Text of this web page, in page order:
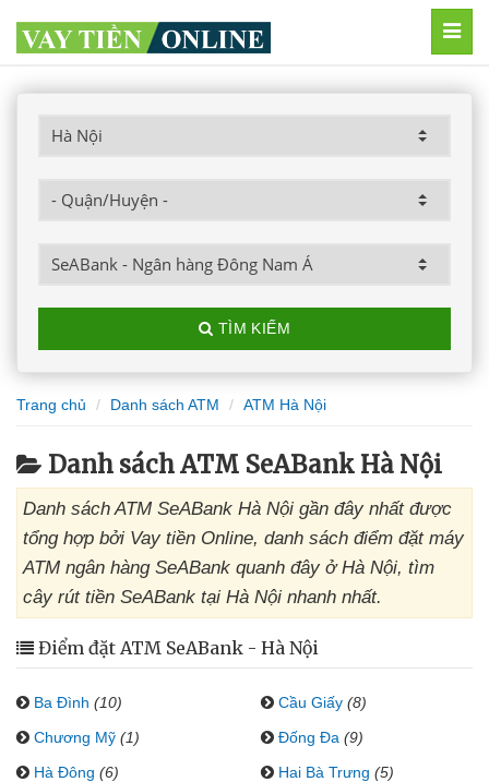
TÌM KIẾM
Trang chủ Danh sách ATM ATM Hà Nội
Danh sách ATM SeABank Hà Nội
Danh sách ATM SeABank Hà Nội gần đây nhất được
tổng hợp bởi Vay tiền Online, danh sách điểm đặt máy
ATM ngân hàng SeABank quanh đây ở Hà Nội, tìm
cây rút tiền SeABank tại Hà Nội nhanh nhất.
Điểm đặt ATM SeABank - Hà Nội
Ba Đình (10) Cầu Giấy (8)
Chương Mỹ (1) Đống Đa (9)
Hà Đông (6) Hai Bà Trưng (5)